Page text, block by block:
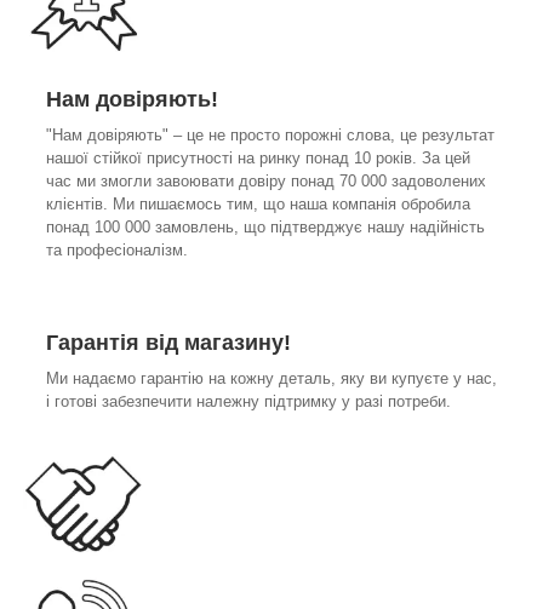
Нам довіряють!
"Нам довіряють" – це не просто порожні слова, це результат
нашої стійкої присутності на ринку понад 10 років. За цей
час ми змогли завоювати довіру понад 70 000 задоволених
клієнтів. Ми пишаємось тим, що наша компанія обробила
понад 100 000 замовлень, що підтверджує нашу надійність
та професіоналізм.
Гарантія від магазину!
Ми надаємо гарантію на кожну деталь, яку ви купуєте у нас,
і готові забезпечити належну підтримку у разі потреби.